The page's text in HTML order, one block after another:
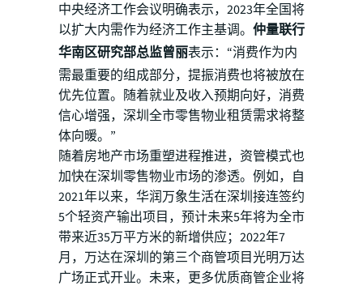
中央经济工作会议明确表示，2023年全国将
以扩大内需作为经济工作主基调。 仲量联行
华南区研究部总监曾丽表示：“消费作为内
需最重要的组成部分，提振消费也将被放在
优先位置。随着就业及收入预期向好，消费
信心增强，深圳全市零售物业租赁需求将整
体向暖。”
随着房地产市场重塑进程推进，资管模式也
加快在深圳零售物业市场的渗透。例如，自
2021年以来，华润万象生活在深圳接连签约
5个轻资产输出项目，预计未来5年将为全市
带来近35万平方米的新增供应；2022年7
月，万达在深圳的第三个商管项目光明万达
广场正式开业。未来，更多优质商管企业将